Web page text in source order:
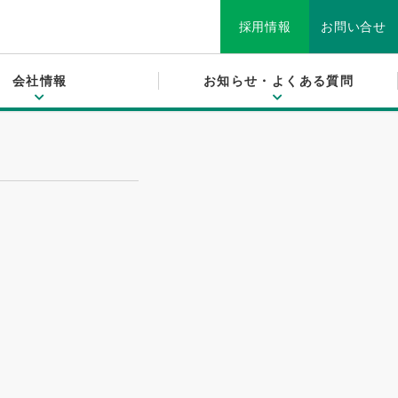
お問い合せ
採用情報
会社情報 お知らせ・よくある質問
イクル
材・緩衝材
ポリプロピレン
組立ベッド「床にポン！」
メッセージ
・歴史
い合せ